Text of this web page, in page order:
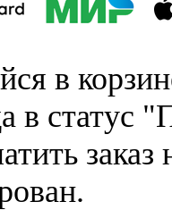
в
в статус
заказ